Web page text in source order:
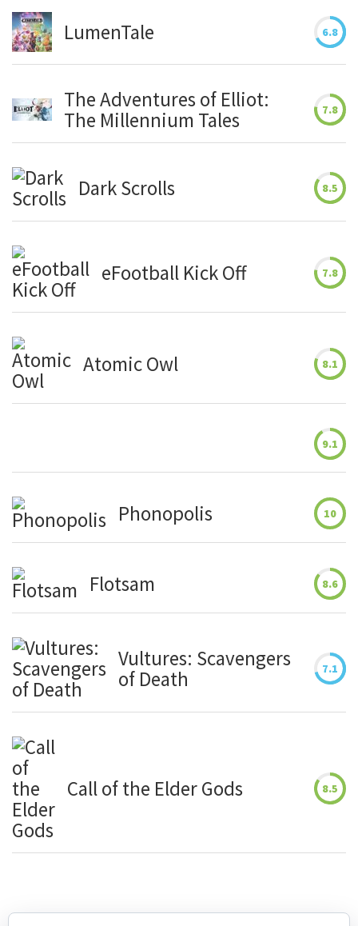
LumenTale 6.8
The Adventures of Elliot:
The Millennium Tales
7.8
Dark Scrolls 8.5
eFootball Kick Off 7.8
Atomic Owl 8.1
9.1
Phonopolis 10
Flotsam 8.6
Vultures: Scavengers
of Death
7.1
Call of the Elder Gods 8.5